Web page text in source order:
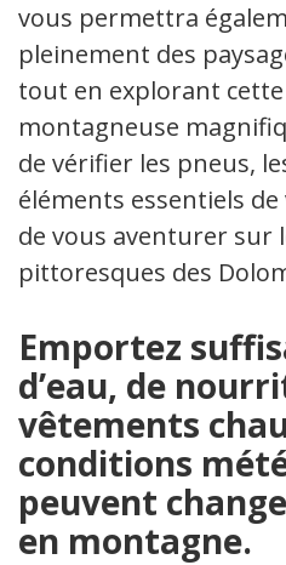
vous permettra
pleinement des
tout en explorant
montagneuse
de vérifier les pneus,
éléments essentiels
de vous aventurer sur
pittoresques des
Emportez
d’eau, de
vêtements
conditions
peuvent
en montagne.